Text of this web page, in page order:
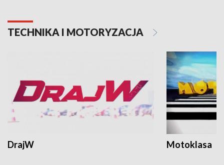
TECHNIKA I MOTORYZACJA
DrajW Motoklasa